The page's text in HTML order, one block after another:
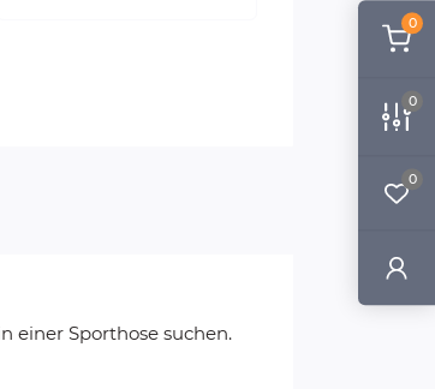
0
0
0
einer Sporthose suchen.